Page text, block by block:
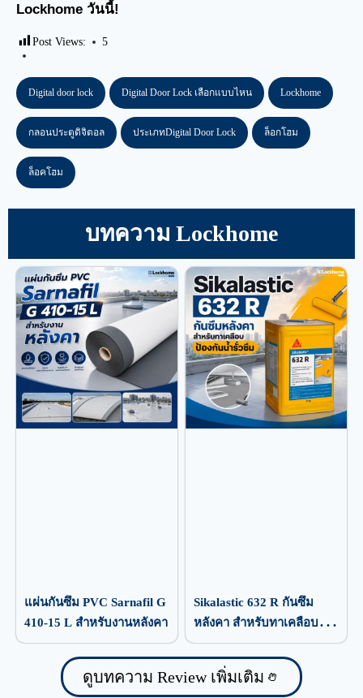
Lockhome วันนี้!
Post Views: 5
Digital door lock Digital Door Lock เลือกแบบไหน Lockhome
กลอนประตูดิจิตอล ประเภทDigital Door Lock ล็อกโฮม
ล็อคโฮม
บทความ Lockhome
แผ่นกันซึม PVC Sarnafil G
410-15 L สำหรับงานหลังคา
Sikalastic 632 R กันซึม
หลังคา สำหรับทาเคลือบ
ป้องกันน้ำรั่วซึม
ดูบทความ Review เพิ่มเติม